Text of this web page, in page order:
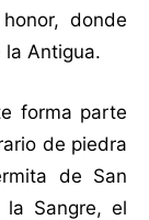
donde
la Antigua.
forma parte
de piedra
de San
Sangre, el